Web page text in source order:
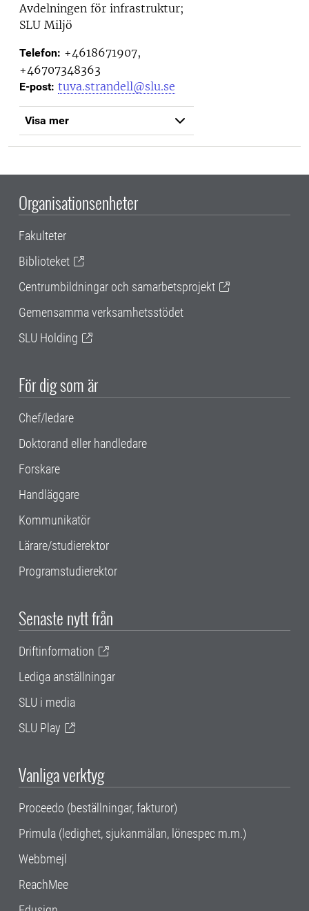
Avdelningen för infrastruktur;
SLU Miljö
Telefon: +4618671907,
+46707348363
E-post: tuva.strandell@slu.se
Visa mer
Organisationsenheter
Fakulteter
Biblioteket
Centrumbildningar och samarbetsprojekt
Gemensamma verksamhetsstödet
SLU Holding
För dig som är
Chef/ledare
Doktorand eller handledare
Forskare
Handläggare
Kommunikatör
Lärare/studierektor
Programstudierektor
Senaste nytt från
Driftinformation
Lediga anställningar
SLU i media
SLU Play
Vanliga verktyg
Proceedo (beställningar, fakturor)
Primula (ledighet, sjukanmälan, lönespec m.m.)
Webbmejl
ReachMee